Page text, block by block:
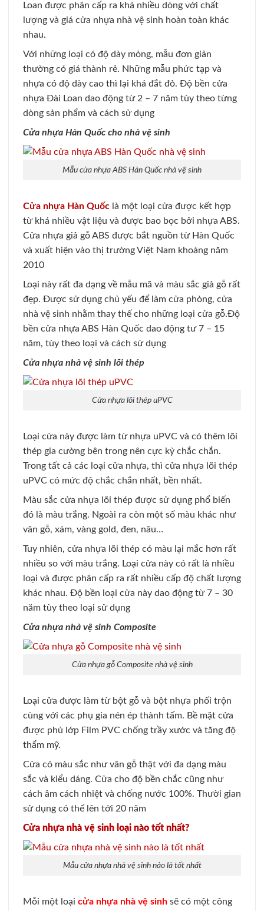
Loan được phân cấp ra khá nhiều dòng với chất
lượng và giá cửa nhựa nhà vệ sinh hoàn toàn khác
nhau.
Với những loại có độ dày mỏng, mẫu đơn giản
thường có giá thành rẻ. Những mẫu phức tạp và
nhựa có độ dày cao thì lại khá đắt đỏ. Độ bền cửa
nhựa Đài Loan dao động từ 2 – 7 năm tùy theo từng
dòng sản phẩm và cách sử dụng
Cửa nhựa Hàn Quốc cho nhà vệ sinh
Mẫu cửa nhựa ABS Hàn Quốc nhà vệ sinh
Cửa nhựa Hàn Quốc là một loại cửa được kết hợp
từ khá nhiều vật liệu và được bao bọc bởi nhựa ABS.
Cửa nhựa giả gỗ ABS được bắt nguồn từ Hàn Quốc
và xuất hiện vào thị trường Việt Nam khoảng năm
2010
Loại này rất đa dạng về mẫu mã và màu sắc giả gỗ rất
đẹp. Được sử dụng chủ yếu để làm cửa phòng, cửa
nhà vệ sinh nhằm thay thế cho những loại cửa gỗ.Độ
bền cửa nhựa ABS Hàn Quốc dao động tư 7 – 15
năm, tùy theo loại và cách sử dụng
Cửa nhựa nhà vệ sinh lõi thép
Cửa nhựa lõi thép uPVC
Loại cửa này được làm từ nhựa uPVC và có thêm lõi
thép gia cường bên trong nên cực kỳ chắc chắn.
Trong tất cả các loại cửa nhựa, thì cửa nhựa lõi thép
uPVC có mức độ chắc chắn nhất, bền nhất.
Màu sắc cửa nhựa lõi thép được sử dụng phổ biến
đó là màu trắng. Ngoài ra còn một số màu khác như
vân gỗ, xám, vàng gold, đen, nâu…
Tuy nhiên, cửa nhựa lõi thép có màu lại mắc hơn rất
nhiều so với màu trắng. Loại cửa này có rất là nhiều
loại và được phân cấp ra rất nhiều cấp độ chất lượng
khác nhau. Độ bền loại cửa này dao động từ 7 – 30
năm tùy theo loại sử dụng
Cửa nhựa nhà vệ sinh Composite
Cửa nhựa gỗ Composite nhà vệ sinh
Loại cửa được làm từ bột gỗ và bột nhựa phối trộn
cùng với các phụ gia nén ép thành tấm. Bề mặt cửa
được phủ lớp Film PVC chống trầy xước và tăng độ
thẩm mỹ.
Cửa có màu sắc như vân gỗ thật với đa dạng màu
sắc và kiểu dáng. Cửa cho độ bền chắc cũng như
cách âm cách nhiệt và chống nước 100%. Thười gian
sử dụng có thể lên tới 20 năm
Cửa nhựa nhà vệ sinh loại nào tốt nhất?
Mẫu cửa nhựa nhà vệ sinh nào là tốt nhất
Mỗi một loại cửa nhựa nhà vệ sinh sẽ có một công